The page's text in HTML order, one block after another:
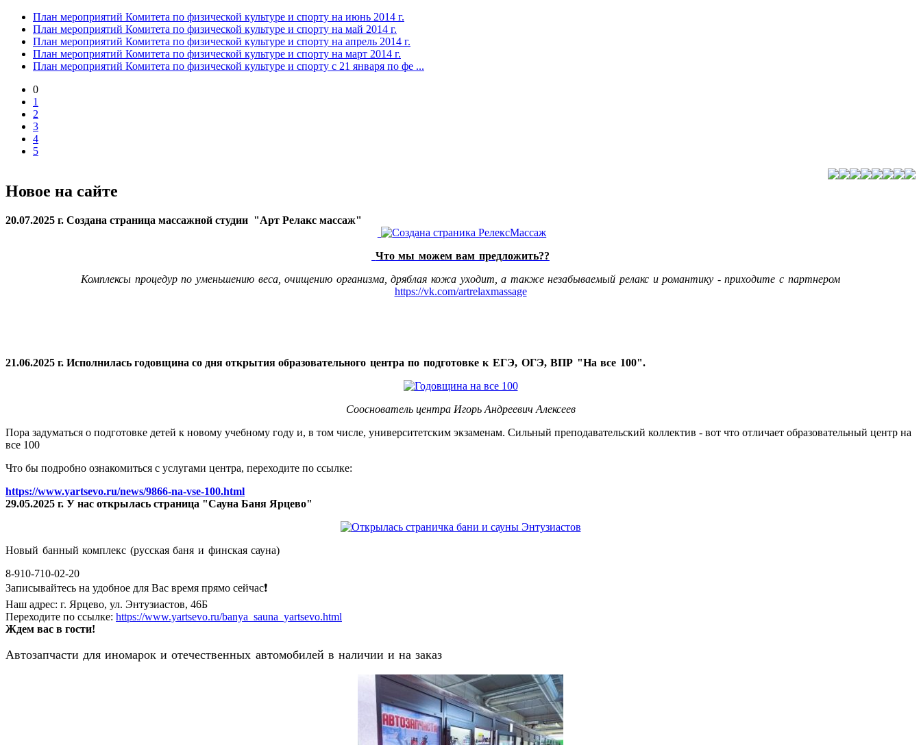
План мероприятий Комитета по физической культуре и спорту на июнь 2014 г.
План мероприятий Комитета по физической культуре и спорту на май 2014 г.
План мероприятий Комитета по физической культуре и спорту на апрель 2014 г.
План мероприятий Комитета по физической культуре и спорту на март 2014 г.
План мероприятий Комитета по физической культуре и спорту с 21 января по фе ...
0
1
2
3
4
5
Новое на сайте
20.07.2025 г. Создана страница массажной студии "Арт Релакс массаж"
Что мы можем вам предложить??
Комплексы процедур по уменьшению веса, очищению организма, дряблая кожа уходит, а также незабываемый релакс и романтику - приходите с партнером
https://vk.com/artrelaxmassage
21.06.2025 г. Исполнилась годовщина со дня открытия образовательного центра по подготовке к ЕГЭ, ОГЭ, ВПР "На все 100".
Сооснователь центра Игорь Андреевич Алексеев
Пора задуматься о подготовке детей к новому учебному году и, в том числе, университетским экзаменам. Сильный преподавательский коллектив - вот что отличает образовательный центр на
все 100
Что бы подробно ознакомиться с услугами центра, переходите по ссылке:
https://www.yartsevo.ru/news/9866-na-vse-100.html
29.05.2025 г. У нас открылась страница "Сауна Баня Ярцево"
Новый банный комплекс (русская баня и финская сауна)
8-910-710-02-20
Записывайтесь на удобное для Вас время прямо сейчас❗️
Наш адрес: г. Ярцево, ул. Энтузиастов, 46Б
Переходите по ссылке: https://www.yartsevo.ru/banya_sauna_yartsevo.html
Ждем вас в гости!
Автозапчасти для иномарок и отечественных автомобилей в наличии и на заказ